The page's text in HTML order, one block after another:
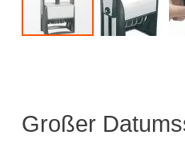
Großer